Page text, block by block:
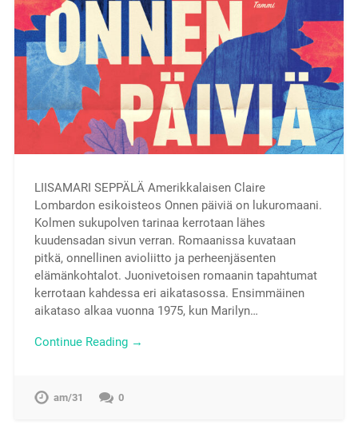
LIISAMARI SEPPÄLÄ Amerikkalaisen Claire
Lombardon esikoisteos Onnen päiviä on lukuromaani.
Kolmen sukupolven tarinaa kerrotaan lähes
kuudensadan sivun verran. Romaanissa kuvataan
pitkä, onnellinen avioliitto ja perheenjäsenten
elämänkohtalot. Juonivetoisen romaanin tapahtumat
kerrotaan kahdessa eri aikatasossa. Ensimmäinen
aikataso alkaa vuonna 1975, kun Marilyn…
Continue Reading →
am/31 0